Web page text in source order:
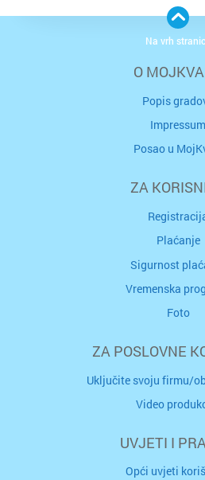
O
Popis
Impressum
Posao u
ZA
Plaćanje
Sigurnost
Vremenska
Foto
ZA POSLOVNE
Uključite svoju firmu/
Video
UVJETI I
Opći uvjeti
Na vrh